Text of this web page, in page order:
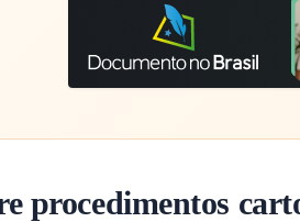
procedimentos